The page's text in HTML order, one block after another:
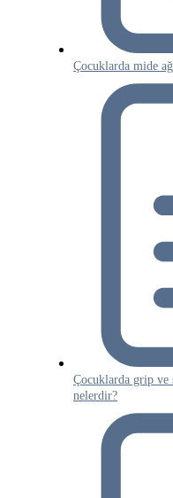
Çocuklarda mide
Çocuklarda grip ve
nelerdir?